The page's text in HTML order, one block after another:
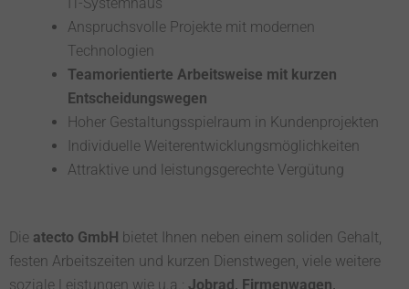
Anspruchsvolle Projekte mit modernen
Technologien
Teamorientierte Arbeitsweise mit kurzen
Entscheidungswegen
Hoher Gestaltungsspielraum in Kundenprojekten
Individuelle Weiterentwicklungsmöglichkeiten
Attraktive und leistungsgerechte Vergütung
Die atecto GmbH bietet Ihnen neben einem soliden Gehalt,
festen Arbeitszeiten und kurzen Dienstwegen, viele weitere
soziale Leistungen wie u.a.: Jobrad, Firmenwagen,